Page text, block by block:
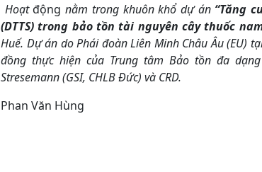
Hoạtđộng nằm trong khuôn khổ dự án “Tăng
(DTTS) trong bảo tồn tài nguyên cây thuốc
Huế. Dự án do Phái đoàn Liên Minh Châu Âu (EU)
đồng thực hiện của Trung tâm Bảo tồn đa
Stresemann (GSI, CHLB Đức) và CRD.
Phan Văn Hùng